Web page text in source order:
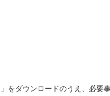
をダウンロードのうえ、必要